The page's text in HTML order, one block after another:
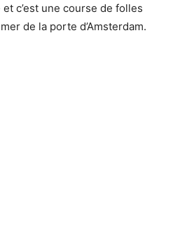
c’est une course de folles
de la porte d’Amsterdam.